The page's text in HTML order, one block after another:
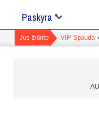
Naršymo
Meniu
Paskyra *
Jus žiūrite VIP Spauda